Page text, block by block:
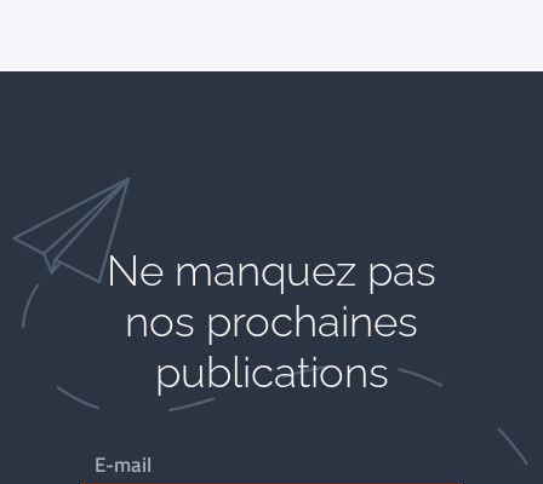
Ne manquez pas
nos prochaines
publications